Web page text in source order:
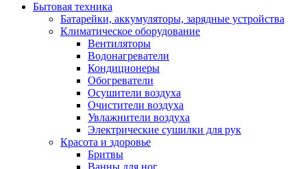
Бытовая техника
Батарейки, аккумуляторы, зарядные устройства
Климатическое оборудование
Вентиляторы
Водонагреватели
Кондиционеры
Обогреватели
Осушители воздуха
Очистители воздуха
Увлажнители воздуха
Электрические сушилки для рук
Красота и здоровье
Бритвы
Ванны для ног